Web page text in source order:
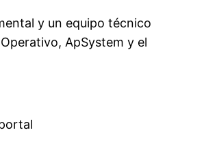
y un equipo técnico
ApSystem y el